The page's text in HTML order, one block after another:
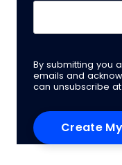
By submitting you
emails and
can unsubscribe